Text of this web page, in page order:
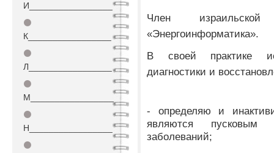
И_________________
⚫
К_________________
⚫
Л_________________
⚫
М_________________
⚫
Н_________________
⚫
Член израильской
«Энергоинформатика».
В своей практике
диагностики и
- определяю и
являются пусковым
заболеваний;